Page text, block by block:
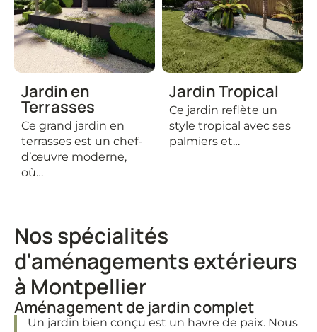
Jardin en
Terrasses
Ce grand jardin en
terrasses est un chef-
d’œuvre moderne,
où…
Jardin Tropical
Ce jardin reflète un
style tropical avec ses
palmiers et…
Nos spécialités
d'aménagements extérieurs
à Montpellier
Aménagement de jardin complet
Un jardin bien conçu est un havre de paix. Nous